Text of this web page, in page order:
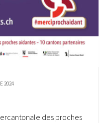
2024
des proches